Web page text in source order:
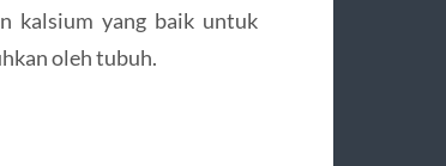
kalsium yang baik untuk
oleh tubuh.